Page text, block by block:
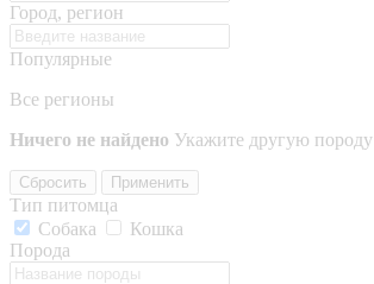
Город, регион
Популярные
Все регионы
Ничего не найдено Укажите другую породу
Сбросить Применить
Тип питомца
Собака
Кошка
Порода